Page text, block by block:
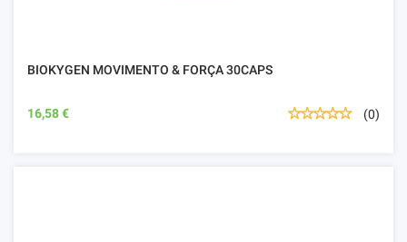
BIOKYGEN MOVIMENTO & FORÇA 30CAPS
16,58 € (0)